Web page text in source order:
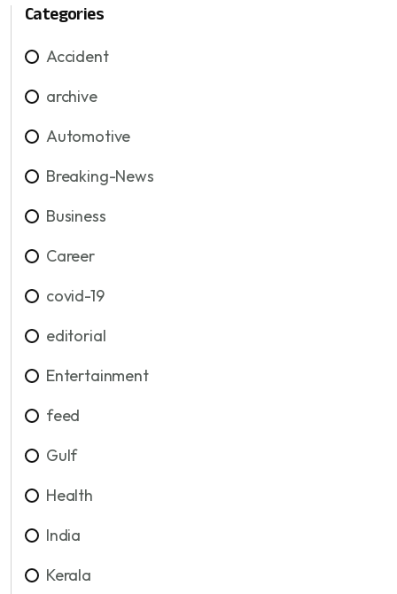
Categories
Accident
archive
Automotive
Breaking-News
Business
Career
covid-19
editorial
Entertainment
feed
Gulf
Health
India
Kerala